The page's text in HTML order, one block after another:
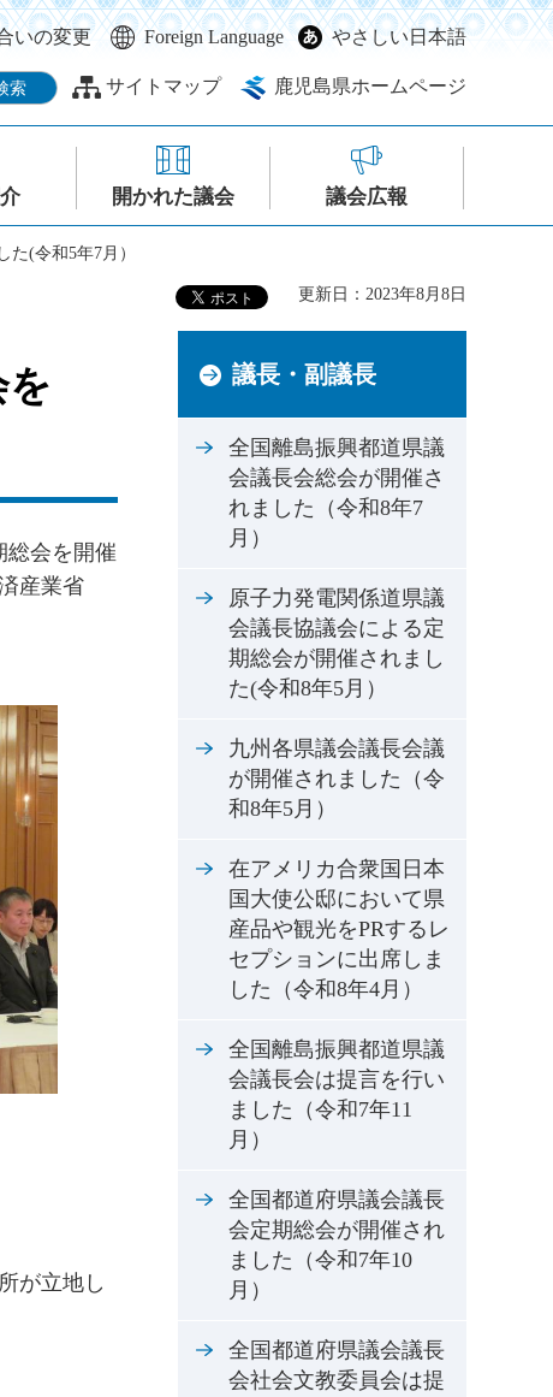
いの変更 Foreign Language やさしい日本語
サイトマップ 鹿児島県ホームページ
開かれた議会 議会広報
(令和5年7月）
更新日：2023年8月8日
総会を開催
産業省
が立地し
議長・副議長
全国離島振興都道県議
会議長会総会が開催さ
れました（令和8年7
月）
原子力発電関係道県議
会議長協議会による定
期総会が開催されまし
た(令和8年5月）
九州各県議会議長会議
が開催されました（令
和8年5月）
在アメリカ合衆国日本
国大使公邸において県
産品や観光をPRするレ
セプションに出席しま
した（令和8年4月）
全国離島振興都道県議
会議長会は提言を行い
ました（令和7年11
月）
全国都道府県議会議長
会定期総会が開催され
ました（令和7年10
月）
全国都道府県議会議長
会社会文教委員会は提